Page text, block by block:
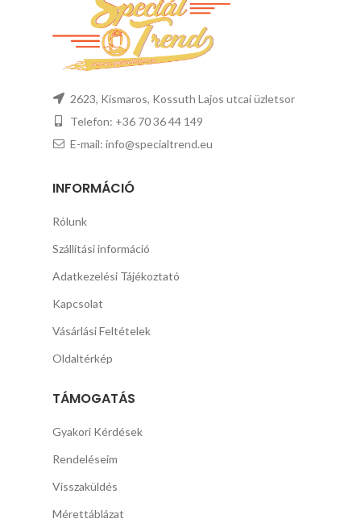
2623, Kismaros, Kossuth Lajos utcai üzletsor
Telefon: +36 70 36 44 149
E-mail: info@specialtrend.eu
INFORMÁCIÓ
Rólunk
Szállítási információ
Adatkezelési Tájékoztató
Kapcsolat
Vásárlási Feltételek
Oldaltérkép
TÁMOGATÁS
Gyakori Kérdések
Rendeléseim
Visszaküldés
Mérettáblázat